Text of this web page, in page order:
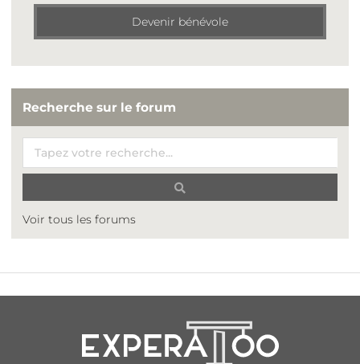
Devenir bénévole
Recherche sur le forum
Voir tous les forums